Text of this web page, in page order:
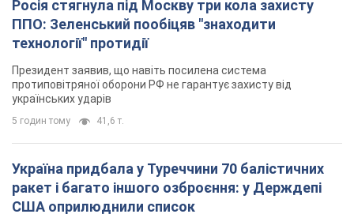
Держдеп вже поставив до відома американський Конгрес
6 годин тому 10,9 т.
"Нас почули на одне вухо": у містах України 24-й
день поспіль тривають мітинги на підтримку
Федорова. Фото і відео
Антиурядові виступи з вимогою повернути Федорова досі
6 годин тому 4,1 т.